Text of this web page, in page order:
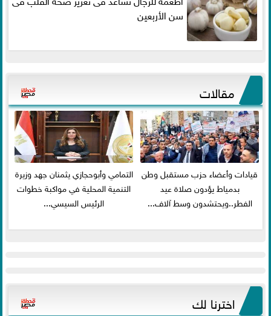
سن الأربعين
مقالات
قيادات وأعضاء حزب مستقبل وطن
بدمياط يؤدون صلاة عيد
الفطر..ويحتشدون وسط آلاف...
التمامي وأبوحجازي يثمنان جهد وزيرة
التنمية المحلية في مواكبة خطوات
الرئيس السيسي...
اخترنا لك